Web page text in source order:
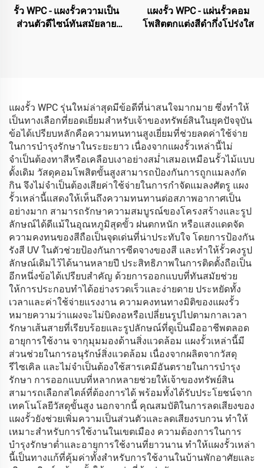
รั้ว WPC - แผงรั้วความเป็น
ส่วนตัวดีไซน์ทันสมัยลาย
แผงรั้ว WPC - แผ่นรั้วคอม
โพสิตตกแต่งสีดำกึ่งโปร่งใส
แผงรั้ว WPC รุ่นใหม่ล่าสุดมีข้อดีที่น่าสนใจมากมาย ซึ่งทำให้
เป็นทางเลือกที่ยอดเยี่ยมสำหรับเจ้าของทรัพย์สินในยุคปัจจุบัน
ข้อได้เปรียบหลักคือความทนทานสูงเยี่ยมที่ช่วยลดค่าใช้จ่าย
ในการบำรุงรักษาในระยะยาว เนื่องจากแผงรั้วเหล่านี้ไม่
จำเป็นต้องทาสีหรือเคลือบเงาอย่างสม่ำเสมอเหมือนรั้วไม้แบบ
ดั้งเดิม วัสดุคอมโพสิตขั้นสูงสามารถป้องกันการถูกแมลงกัด
กิน จึงไม่จำเป็นต้องเสียค่าใช้จ่ายในการกำจัดแมลงศัตรู แผง
รั้วเหล่านี้แสดงให้เห็นถึงความทนทานต่อสภาพอากาศเป็น
อย่างมาก สามารถรักษาความสมบูรณ์ของโครงสร้างและรูป
ลักษณ์ได้ดีแม้ในอุณหภูมิสุดขั้ว ฝนตกหนัก หรือแสงแดดจัด
ความคงทนของสีถือเป็นจุดเด่นที่น่าประทับใจ โดยการป้องกัน
รังสี UV ในตัวช่วยป้องกันการซีดจางของสี และทำให้รั้วคงรูป
ลักษณ์เดิมไว้ได้นานหลายปี ประสิทธิภาพในการติดตั้งถือเป็น
อีกหนึ่งข้อได้เปรียบสำคัญ ด้วยการออกแบบที่ทันสมัยช่วย
ให้การประกอบทำได้อย่างรวดเร็วและง่ายดาย ประหยัดทั้ง
เวลาและค่าใช้จ่ายแรงงาน ความคงทนทางมิติของแผงรั้ว
หมายความว่าแผงจะไม่บิดงอหรือเปลี่ยนรูปไปตามกาลเวลา
รักษาเส้นสายที่เรียบร้อยและรูปลักษณ์ที่ดูเป็นมืออาชีพตลอด
อายุการใช้งาน จากุมุมมองด้านสิ่งแวดล้อม แผงรั้วเหล่านี้มี
ส่วนช่วยในการอนุรักษ์สิ่งแวดล้อม เนื่องจากผลิตจากวัสดุ
รีไซเคิล และไม่จำเป็นต้องใช้สารเคมีอันตรายในการบำรุง
รักษา การออกแบบที่หลากหลายช่วยให้เจ้าของทรัพย์สิน
สามารถเลือกสไตล์ที่ต้องการได้ พร้อมทั้งได้รับประโยชน์จาก
เทคโนโลยีวัสดุขั้นสูง นอกจากนี้ คุณสมบัติในการลดเสียงของ
แผงรั้วยังช่วยเพิ่มความเป็นส่วนตัวและลดเสียงรบกวน ทำให้
เหมาะสำหรับการใช้งานในเขตเมือง ความต้องการในการ
บำรุงรักษาต่ำและอายุการใช้งานที่ยาวนาน ทำให้แผงรั้วเหล่า
นี้เป็นทางแก้ที่คุ้มค่าทั้งสำหรับการใช้งานในบ้านพักอาศัยและ